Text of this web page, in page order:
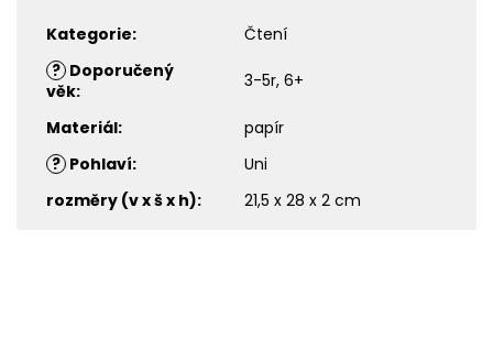
Kategorie:
Čtení
? Doporučený
věk: 3-5r, 6+
Materiál:
papír
? Pohlaví:
Uni
rozměry (v x š x h): 21,5 x 28 x 2 cm